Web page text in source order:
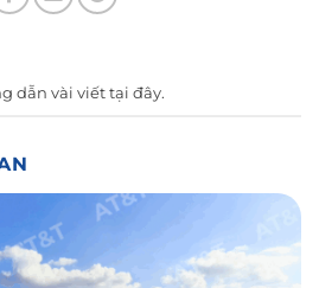
dẫn vài viếttại đây.